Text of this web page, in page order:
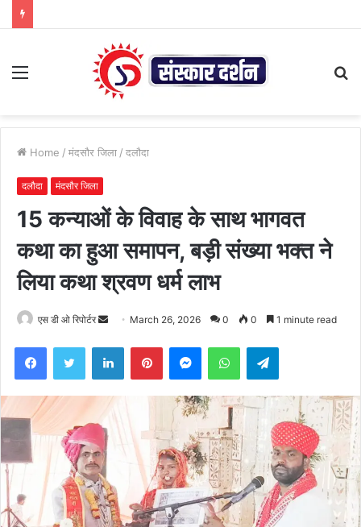
Menu
Home / मंदसौर जिला / दलौदा
दलौदा मंदसौर जिला
15 कन्याओं के विवाह के साथ भागवत
कथा का हुआ समापन, बड़ी संख्या भक्त ने
लिया कथा श्रवण धर्म लाभ
एस डी ओ रिपोर्टर
Send March 26, 2026 0 0 1 minute read
FacebookTwitter LinkedInPinterestMessengerWhatsAppTelegram